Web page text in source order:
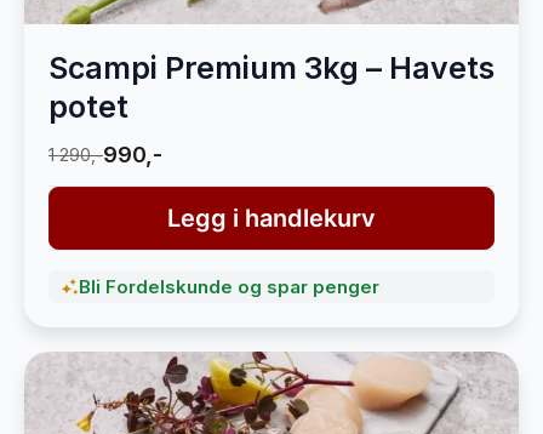
Scampi Premium 3kg – Havets
potet
1 290,-990,-
Legg i handlekurv
Bli Fordelskunde og spar penger